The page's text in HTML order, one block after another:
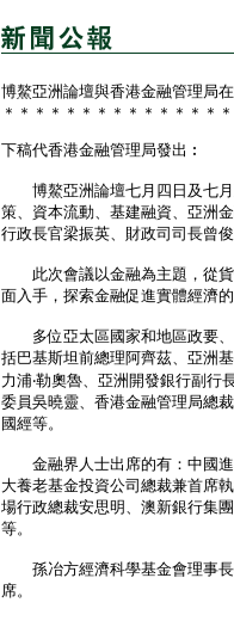
博鰲亞洲論壇與香港金融管理局
＊＊＊＊＊＊＊＊＊＊＊＊＊＊
下稿代香港金融管理局發出︰
博鰲亞洲論壇七月四日及七月
策、資本流動、基建融資、亞洲
行政長官梁振英、財政司司長曾
此次會議以金融為主題，從貨
面入手，探索金融促進實體經濟的
多位亞太區國家和地區政要、
括巴基斯坦前總理阿齊茲、亞洲
力浦‧勒奧魯、亞洲開發銀行副行
委員吳曉靈、香港金融管理局總
國經等。
金融界人士出席的有：中國進
大養老基金投資公司總裁兼首席
場行政總裁安思明、澳新銀行集
等。
孫冶方經濟科學基金會理事長
席。